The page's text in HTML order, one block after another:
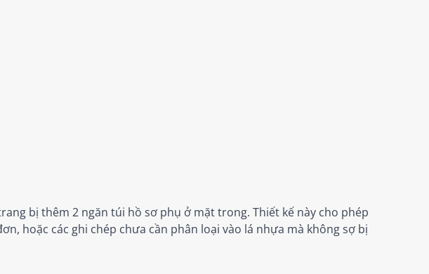
bị thêm 2 ngăn túi hồ sơ phụ ở mặt trong. Thiết kế này cho phép
hoặc các ghi chép chưa cần phân loại vào lá nhựa mà không sợ bị